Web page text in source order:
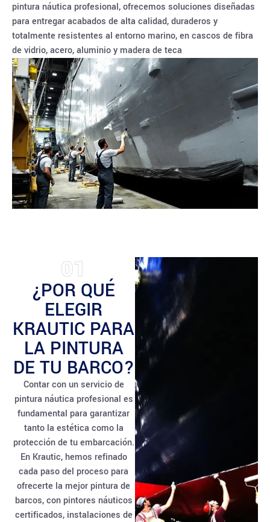
pintura náutica profesional, ofrecemos soluciones diseñadas
para entregar acabados de alta calidad, duraderos y
totalmente resistentes al entorno marino, en cascos de fibra
de vidrio, acero, aluminio y madera de teca
01
¿POR QUÉ
ELEGIR
KRAUTIC PARA
LA PINTURA
DE TU BARCO?
Contar con un servicio de
pintura náutica profesional es
fundamental para garantizar
tanto la estética como la
protección de tu embarcación.
En Krautic, hemos refinado
cada paso del proceso para
ofrecerte la mejor pintura de
barcos, con pintores náuticos
certificados, instalaciones de